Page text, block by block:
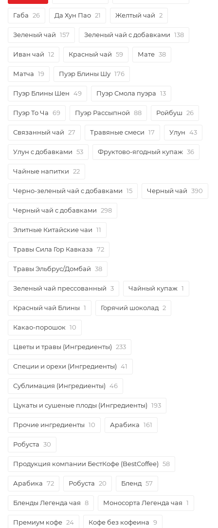
Габа 26 Да Хун Пао 21 Желтый чай 2
Зеленый чай 157 Зеленый чай с добавками 138
Иван чай 12 Красный чай 59 Мате 38
Матча 19 Пуэр Блины Шу 176
Пуэр Блины Шен 49 Пуэр Смола пуэра 13
Пуэр То Ча 69 Пуэр Рассыпной 88 Ройбуш 26
Связанный чай 27 Травяные смеси 17 Улун 43
Улун с добавками 53 Фруктово-ягодный купаж 36
Чайные напитки 22
Черно-зеленый чай с добавками 15 Черный чай 390
Черный чай с добавками 298
Элитные Китайские чаи 11
Травы Сила Гор Кавказа 72
Травы Эльбрус/Домбай 38
Зеленый чай прессованный 3 Чайный купаж 1
Красный чай Блины 1 Горячий шоколад 2
Какао-порошок 10
Цветы и травы (Ингредиенты) 233
Специи и орехи (Ингредиенты) 41
Сублимация (Ингредиенты) 46
Цукаты и сушеные плоды (Ингредиенты) 193
Прочие ингредиенты 10 Арабика 161
Робуста 30
Продукция компании БестКофе (BestCoffee) 58
Арабика 72 Робуста 20 Бленд 57
Бленды Легенда чая 8 Моносорта Легенда чая 1
Премиум кофе 24 Кофе без кофеина 9